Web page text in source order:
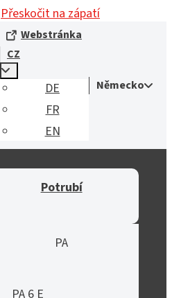
Přeskočit na zápatí
Webstránka
CZ
DE
FR
EN
Německo
Potrubí
PA
PA 6 E